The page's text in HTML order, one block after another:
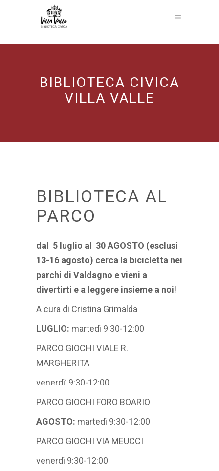
BIBLIOTECA CIVICA
VILLA VALLE
BIBLIOTECA AL
PARCO
dal 5 luglio al 30 AGOSTO (esclusi
13-16 agosto) cerca la bicicletta nei
parchi di Valdagno e vieni a
divertirti e a leggere insieme a noi!
A cura di Cristina Grimalda
LUGLIO: martedì 9:30-12:00
PARCO GIOCHI VIALE R.
MARGHERITA
venerdì’ 9:30-12:00
PARCO GIOCHI FORO BOARIO
AGOSTO: martedì 9:30-12:00
PARCO GIOCHI VIA MEUCCI
venerdì 9:30-12:00